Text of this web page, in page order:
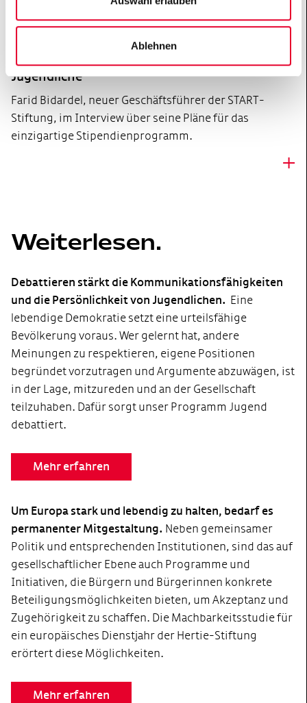
Ablehnen
Umbrüche.
Jugendliche
Farid Bidardel, neuer Geschäftsführer der START-
Stiftung, im Interview über seine Pläne für das
einzigartige Stipendienprogramm.
+
Weiterlesen.
Debattieren stärkt die Kommunikationsfähigkeiten
und die Persönlichkeit von Jugendlichen. Eine
lebendige Demokratie setzt eine urteilsfähige
Bevölkerung voraus. Wer gelernt hat, andere
Meinungen zu respektieren, eigene Positionen
begründet vorzutragen und Argumente abzuwägen, ist
in der Lage, mitzureden und an der Gesellschaft
teilzuhaben. Dafür sorgt unser Programm Jugend
debattiert.
Mehr erfahren
Um Europa stark und lebendig zu halten, bedarf es
permanenter Mitgestaltung. Neben gemeinsamer
Politik und entsprechenden Institutionen, sind das auf
gesellschaftlicher Ebene auch Programme und
Initiativen, die Bürgern und Bürgerinnen konkrete
Beteiligungsmöglichkeiten bieten, um Akzeptanz und
Zugehörigkeit zu schaffen. Die Machbarkeitsstudie für
ein europäisches Dienstjahr der Hertie-Stiftung
erörtert diese Möglichkeiten.
Mehr erfahren